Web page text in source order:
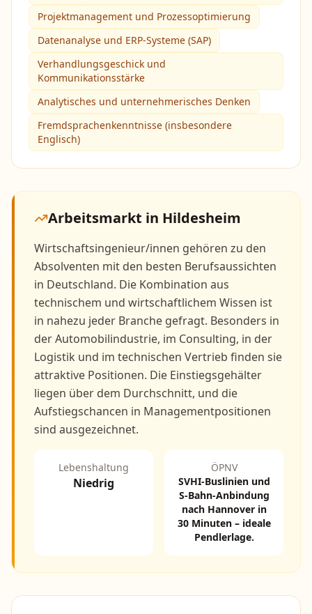
Projektmanagement und Prozessoptimierung
Datenanalyse und ERP-Systeme (SAP)
Verhandlungsgeschick und
Kommunikationsstärke
Analytisches und unternehmerisches Denken
Fremdsprachenkenntnisse (insbesondere
Englisch)
Arbeitsmarkt in Hildesheim
Wirtschaftsingenieur/innen gehören zu den
Absolventen mit den besten Berufsaussichten
in Deutschland. Die Kombination aus
technischem und wirtschaftlichem Wissen ist
in nahezu jeder Branche gefragt. Besonders in
der Automobilindustrie, im Consulting, in der
Logistik und im technischen Vertrieb finden sie
attraktive Positionen. Die Einstiegsgehälter
liegen über dem Durchschnitt, und die
Aufstiegschancen in Managementpositionen
sind ausgezeichnet.
Lebenshaltung
Niedrig
ÖPNV
SVHI-Buslinien und
S-Bahn-Anbindung
nach Hannover in
30 Minuten – ideale
Pendlerlage.